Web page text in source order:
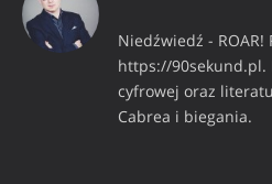
Niedźwiedź -
https://90sekund.pl.
cyfrowej oraz
Cabrea i biegania.